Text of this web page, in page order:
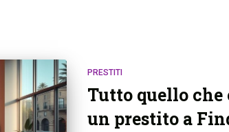
PRESTITI
Tutto quello che
un prestito a